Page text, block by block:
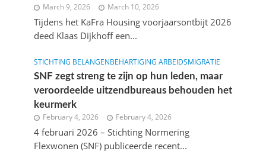
March 9, 2026 March 10, 2026
Tijdens het KaFra Housing voorjaarsontbijt 2026
deed Klaas Dijkhoff een...
STICHTING BELANGENBEHARTIGING ARBEIDSMIGRATIE
SNF zegt streng te zijn op hun leden, maar
veroordeelde uitzendbureaus behouden het
keurmerk
February 4, 2026 February 4, 2026
4 februari 2026 – Stichting Normering
Flexwonen (SNF) publiceerde recent...